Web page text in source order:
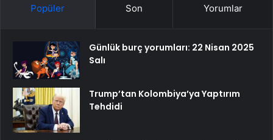
Popüler Son Yorumlar
Günlük burç yorumları: 22 Nisan 2025
Salı
Trump’tan Kolombiya’ya Yaptırım
Tehdidi